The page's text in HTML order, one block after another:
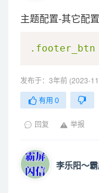
主题配置-其它配
.footer_btn
发布于：3年前 (2023-
有用 0
回复 举报
李乐阳～